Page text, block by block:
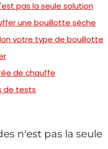
pas la seule solution
une bouillotte sèche
votre type de bouillotte
de chauffe
de tests
n'est pas la seule